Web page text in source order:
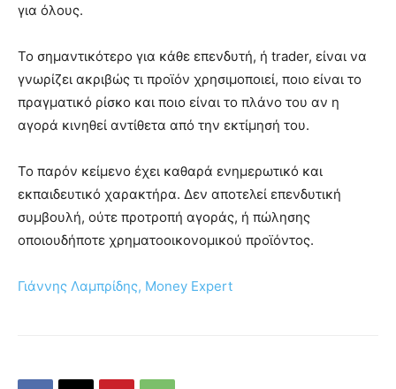
για όλους.
Το σημαντικότερο για κάθε επενδυτή, ή trader, είναι να
γνωρίζει ακριβώς τι προϊόν χρησιμοποιεί, ποιο είναι το
πραγματικό ρίσκο και ποιο είναι το πλάνο του αν η
αγορά κινηθεί αντίθετα από την εκτίμησή του.
Το παρόν κείμενο έχει καθαρά ενημερωτικό και
εκπαιδευτικό χαρακτήρα. Δεν αποτελεί επενδυτική
συμβουλή, ούτε προτροπή αγοράς, ή πώλησης
οποιουδήποτε χρηματοοικονομικού προϊόντος.
Γιάννης Λαμπρίδης, Money Expert